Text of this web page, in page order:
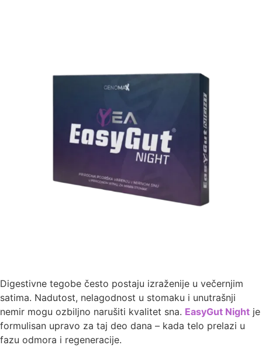
Digestivne tegobe često postaju izraženije u večernjim
satima. Nadutost, nelagodnost u stomaku i unutrašnji
nemir mogu ozbiljno narušiti kvalitet sna. EasyGut Night je
formulisan upravo za taj deo dana – kada telo prelazi u
fazu odmora i regeneracije.